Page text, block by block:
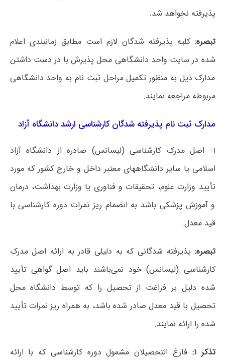
پذیرفته نخواهد شد.
تبصره: کلیه پذیرفته شدگان لازم است مطابق زمانبندی اعلام
شده در سایت واحد دانشگاهی محل پذیرش با در دست داشتن
مدارک ذیل به منظور تکمیل مراحل ثبت نام به واحد دانشگاهی
مربوطه مراجعه نمایند.
مدارک ثبت نام پذیرفته شدگان کارشناسی ارشد دانشگاه آزاد
۱- اصل مدرک کارشناسی (لیسانس) صادره از دانشگاه آزاد
اسلامی یا سایر دانشگاههای معتبر داخل و خارج کشور که مورد
تأیید وزارت علوم، تحقیقات و فناوری یا وزارت بهداشت، درمان
و آموزش پزشکی باشد به انضمام ریز نمرات دوره کارشناسی با
قید معدل.
تبصره: پذیرفته شدگانی که به دلیلی قادر به ارائه اصل مدرک
کارشناسی (لیسانس) خود نمی‌باشند باید اصل گواهی تأیید
شده دلیل بر فراغت از تحصیل را که توسط دانشگاه محل
تحصیل با قید معدل صادر شده باشد، به همراه ریز نمرات تأیید
شده را ارائه نمایند.
تذکر ۱:
فارغ التحصیلان مشمول دوره کارشناسی که با ارائه